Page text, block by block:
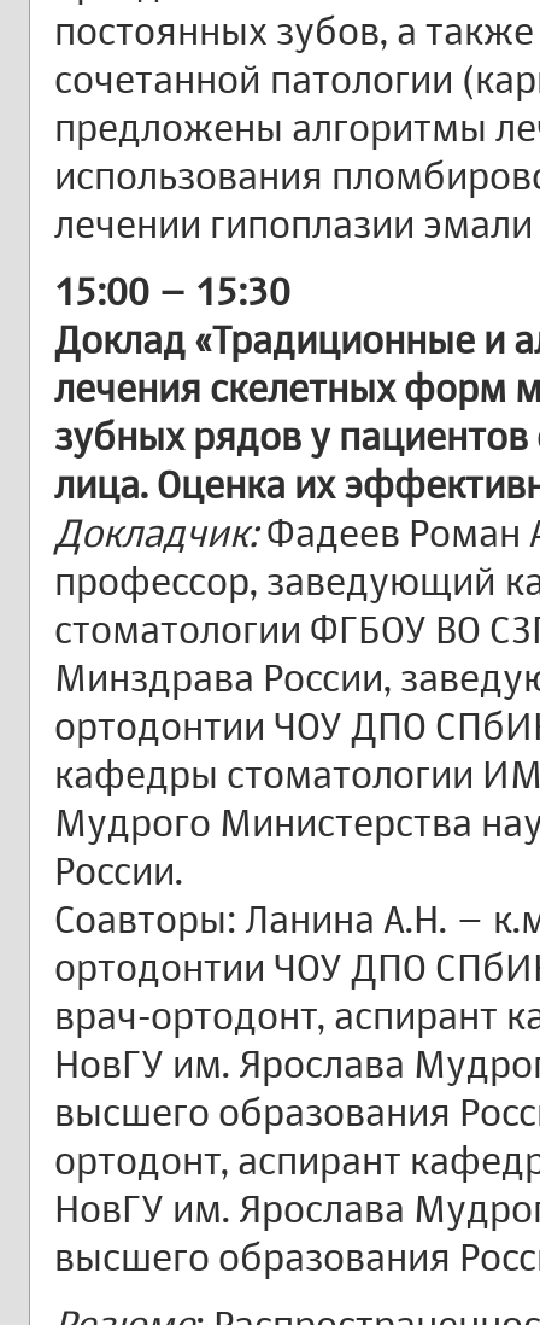
постоянных зубов, а
сочетанной патологии
предложены алгоритмы
использования
лечении гипоплазии
15:00 – 15:30
Доклад «Традиционные и
лечения скелетных форм
зубных рядов у
лица. Оценка их
Докладчик:Фадеев Роман
профессор, заведующий
стоматологии ФГБОУ ВО
Минздрава России,
ортодонтии ЧОУ ДПО
кафедры стоматологии
Мудрого Министерства
России.
Соавторы: Ланина А.Н. –
ортодонтии ЧОУ ДПО
врач-ортодонт, аспирант
НовГУ им. Ярослава
высшего образования
ортодонт, аспирант
НовГУ им. Ярослава
высшего образования